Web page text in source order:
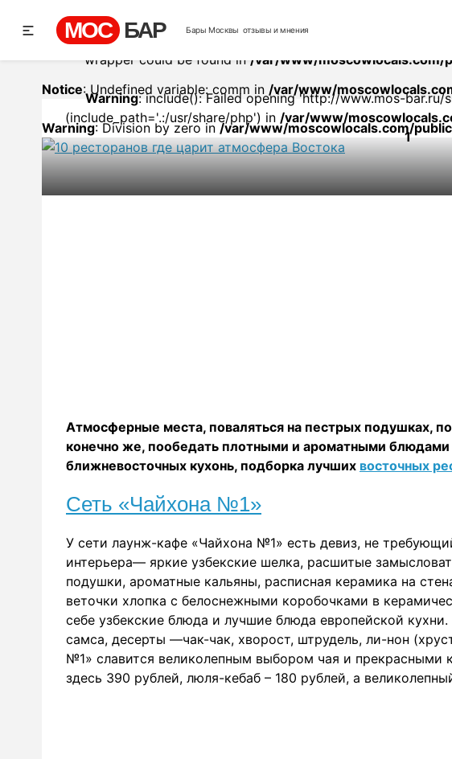
МОС БАР Бары Москвы отзывы и мнения
Notice: Undefined variable: comm in /var/www/
Warning: include(http://www.mos-bar.ru/site/
wrapper could be found in/var/www/moscowlocals.com/
Warning: include(): Failed opening 'http://www.mos-
(include_path='.:/usr/share/php') in /var/www/
1
Warning: Division by zero in /var/www/moscowlocals.com/
Атмосферные места, поваляться на пестрых подушках,
конечно же, пообедать плотными и ароматными блюдами
ближневосточных кухонь, подборка лучших восточных
Сеть «Чайхона №1»
У сети лаунж-кафе «Чайхона №1» есть девиз, не
интерьера— яркие узбекские шелка, расшитые
подушки, ароматные кальяны, расписная керамика на
веточки хлопка с белоснежными коробочками в
себе узбекские блюда и лучшие блюда европейской
самса, десерты —чак-чак, хворост, штрудель, ли-нон
№1» славится великолепным выбором чая и прекрасными
здесь 390 рублей, люля-кебаб – 180 рублей, а